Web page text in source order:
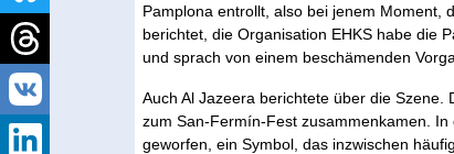
Pamplona entrollt, also bei jenem Moment,
berichtet, die Organisation EHKS habe die
und sprach von einem beschämenden
Auch Al Jazeera berichtete über die
zum San-Fermín-Fest zusammenkamen.
geworfen, ein Symbol, das inzwischen